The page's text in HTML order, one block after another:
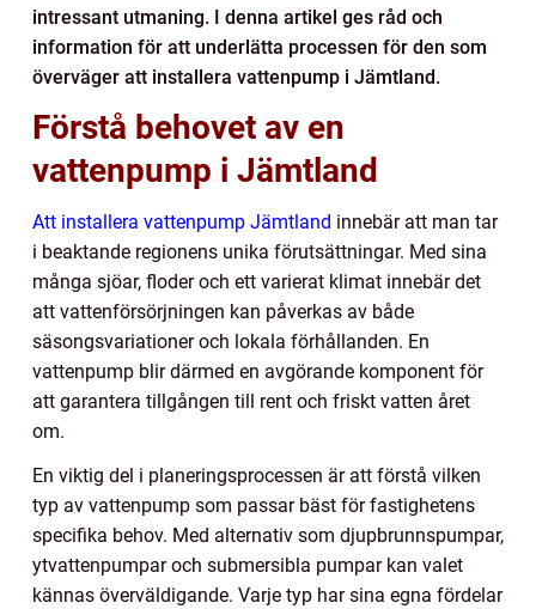
intressant utmaning. I denna artikel ges råd och
information för att underlätta processen för den som
överväger att installera vattenpump i Jämtland.
Förstå behovet av en
vattenpump i Jämtland
Att installera vattenpump Jämtland innebär att man tar
i beaktande regionens unika förutsättningar. Med sina
många sjöar, floder och ett varierat klimat innebär det
att vattenförsörjningen kan påverkas av både
säsongsvariationer och lokala förhållanden. En
vattenpump blir därmed en avgörande komponent för
att garantera tillgången till rent och friskt vatten året
om.
En viktig del i planeringsprocessen är att förstå vilken
typ av vattenpump som passar bäst för fastighetens
specifika behov. Med alternativ som djupbrunnspumpar,
ytvattenpumpar och submersibla pumpar kan valet
kännas överväldigande. Varje typ har sina egna fördelar